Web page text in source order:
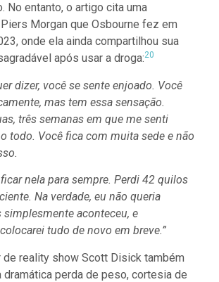
No entanto, o artigo cita uma
Morgan que Osbourne fez em
onde ela ainda compartilhou sua
após usar a droga:20
dizer, você se sente enjoado. Você
mas tem essa sensação.
três semanas em que me senti
todo. Você fica com muita sede e não
nela para sempre. Perdi 42 quilos
Na verdade, eu não queria
simplesmente aconteceu, e
tudo de novo em breve.”
de reality show Scott Disick também
perda de peso, cortesia de